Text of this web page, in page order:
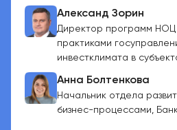
Александ Зорин
Директор программ
практиками
инвестклимата в
Анна Болтенкова
Начальник отдела
бизнес-процессами,